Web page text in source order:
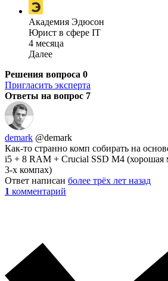
Академия Эдюсон
Юрист в сфере IT
4 месяца
Далее
Решения вопроса 0
Пригласить эксперта
Ответы на вопрос 7
demark @demark
Как-то странно комп собирать на
i5 + 8 RAM + Crucial SSD M4 (хорошая
3-х компах)
Ответ написан более трёх лет назад
1 комментарий